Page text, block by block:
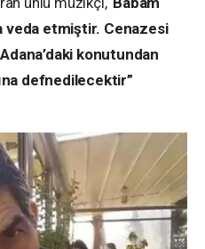
veda etmiştir. Cenazesi
konutundan
defnedilecektir”